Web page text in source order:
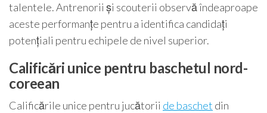
talentele. Antrenorii și scouterii observă îndeaproape
aceste performanțe pentru a identifica candidați
potențiali pentru echipele de nivel superior.
Calificări unice pentru baschetul nord-
coreean
Calificările unice pentru jucătorii de baschet din